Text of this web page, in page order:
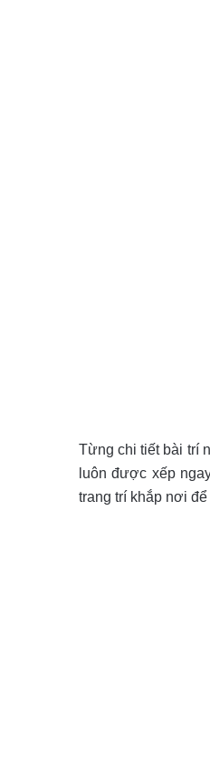
Từng chi tiết bài trí
luôn được xếp
trang trí khắp nơi